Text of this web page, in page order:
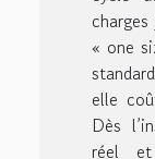
« one
elle
Dès
réel